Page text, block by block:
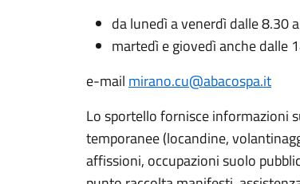
da lunedì a venerdì dalle 8.30
martedì e giovedì anche dalle
e-mail mirano.cu@abacospa.it
Lo sportello fornisce informazioni
temporanee (locandine,
affissioni, occupazioni suolo